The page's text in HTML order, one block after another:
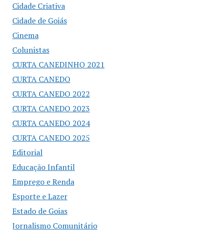
Cidade Criativa
Cidade de Goiás
Cinema
Colunistas
CURTA CANEDINHO 2021
CURTA CANEDO
CURTA CANEDO 2022
CURTA CANEDO 2023
CURTA CANEDO 2024
CURTA CANEDO 2025
Editorial
Educação Infantil
Emprego e Renda
Esporte e Lazer
Estado de Goias
Jornalismo Comunitário